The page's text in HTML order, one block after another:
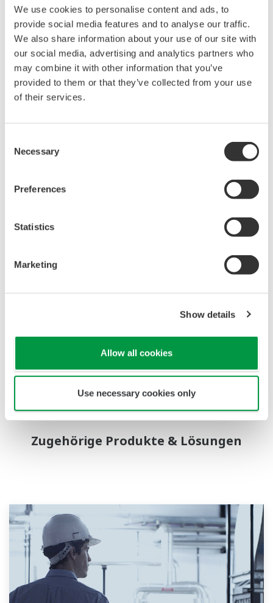
We use cookies to personalise content and ads, to
provide social media features and to analyse our traffic.
We also share information about your use of our site with
our social media, advertising and analytics partners who
may combine it with other information that you’ve
provided to them or that they’ve collected from your use
of their services.
Selection
Necessary
Preferences
Statistics
Marketing
Show details
Allow all cookies
Use necessary cookies only
asset-performance-management-solutions-2024
Über Yokogawa
Yokogawa wurde 1915 in Tokio gegründet und
engagiert sich mit mehr als 17.000 Mitarbeitern in
einem globalen Netzwerk von 127 Unternehmen an
Yokogawa-Organisation sind an verschiedenen
und am Sitz der Yokogawa Deutschland GmbH in
Ratingen beschäftigt. In Europa besitzt Yokogawa einen
Engineering-Organisationen. Yokogawa Europe B.V.
wurde 1982 als Zentrale für Europa in Amersfoort, NL,
gegründet.
Pressekontakt:
Tel.: 02102-4983-134,
chantal.guerrero@yokogawa.com
Yokogawa Deutschland GmbH, Broichhofstr. 7-11, D-
40880 Ratingen
Zugehörige Produkte & Lösungen